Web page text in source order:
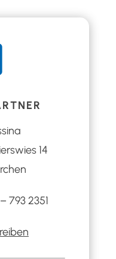
14
793 2351